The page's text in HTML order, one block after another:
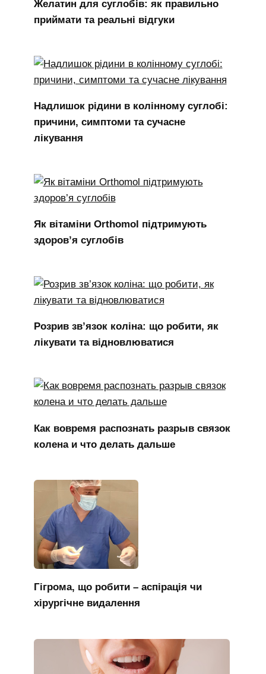
Желатин для суглобів: як правильно
приймати та реальні відгуки
Надлишок рідини в колінному суглобі:
причини, симптоми та сучасне
лікування
Як вітаміни Orthomol підтримують
здоров’я суглобів
Розрив зв’язок коліна: що робити, як
лікувати та відновлюватися
Как вовремя распознать разрыв связок
колена и что делать дальше
Гігрома, що робити – аспірація чи
хірургічне видалення